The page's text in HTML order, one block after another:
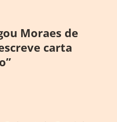
Moraes de
carta